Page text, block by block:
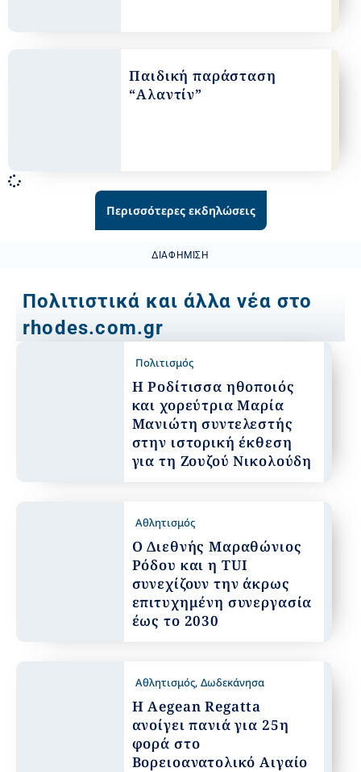
Παιδική παράσταση
“Αλαντίν”
Περισσότερες εκδηλώσεις
ΔΙΑΦΉΜΙΣΗ
Πολιτιστικά και άλλα νέα στο
rhodes.com.gr
Πολιτισμός
Η Ροδίτισσα ηθοποιός
και χορεύτρια Μαρία
Μανιώτη συντελεστής
στην ιστορική έκθεση
για τη Ζουζού Νικολούδη
Αθλητισμός
Ο Διεθνής Μαραθώνιος
Ρόδου και η TUI
συνεχίζουν την άκρως
επιτυχημένη συνεργασία
έως το 2030
Αθλητισμός, Δωδεκάνησα
Η Aegean Regatta
ανοίγει πανιά για 25η
φορά στο
Βορειοανατολικό Αιγαίο